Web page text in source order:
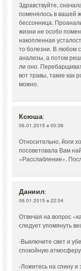
Здравствуйте,
поменялось в вашей
бессонница.
жизни не особо
накопленная
то болезни. В любом
анализы, а потом
ли оно.
вот травы, такие как
можно.
Ксюша:
06.01.2015 в 00:36
Относительно, йоги
посоветовала Вам
«Расслабление».
Даниил:
06.01.2015 в 22:04
Отвечая на вопрос
следует упомянуть
-Выключите свет и
спокойную
-Ложитесь на спину и